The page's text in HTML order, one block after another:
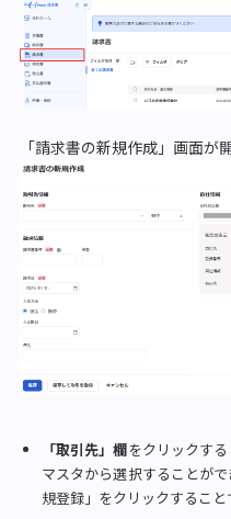
「請求書の新規作成」画面が
「取引先」欄をクリックす
マスタから選択することが
規登録」をクリックすること